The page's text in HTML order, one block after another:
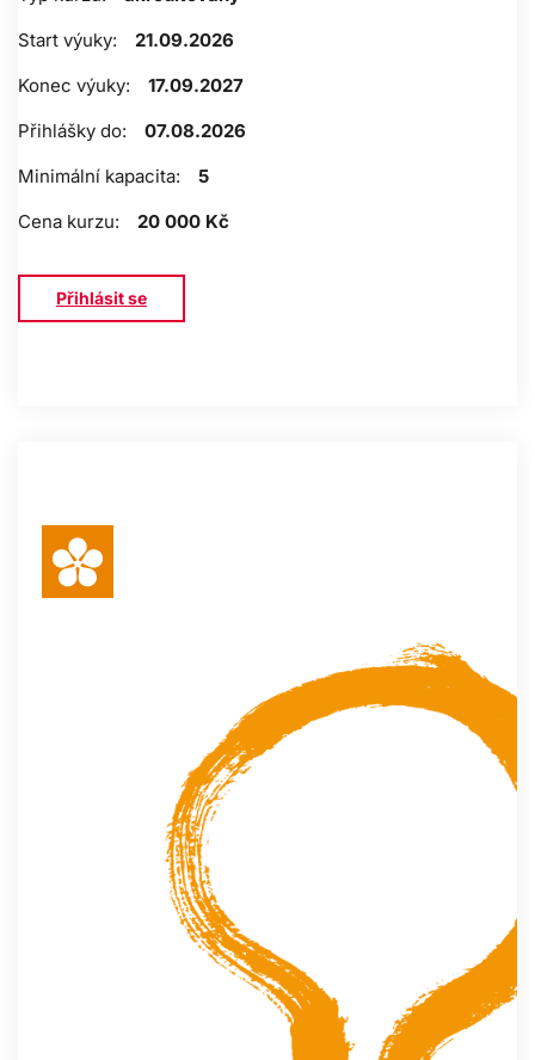
Start výuky:
21.09.2026
Konec výuky:
17.09.2027
Přihlášky do:
07.08.2026
Minimální kapacita:
5
Cena kurzu:
20 000 Kč
Přihlásit se